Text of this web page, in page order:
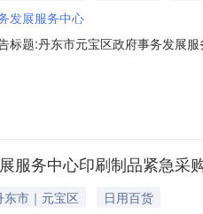
发展服务中心
标题:丹东市元宝区政府事务发展
的肺炎疫情防控期间政府采购工
服务中心印刷制品紧急采
市｜元宝区
日用百货